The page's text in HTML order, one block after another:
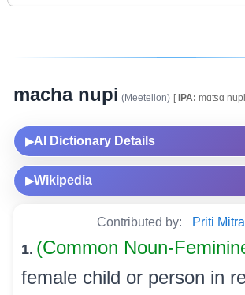
macha nupi (Meeteilon) [IPA: mɑʦɑ
▶AI Dictionary Details
▶Wikipedia
Contributed by: Priti Mitra
1. (Common Noun-
female child or person in